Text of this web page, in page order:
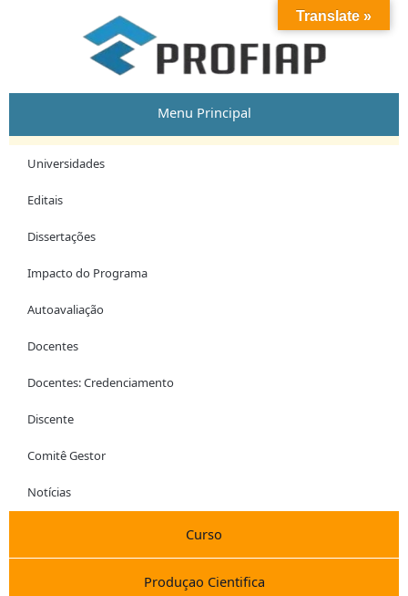
Menu Principal
Curso
Produçao Cientifica
Universidades
Editais
Dissertações
Impacto do Programa
Autoavaliação
Docentes
Docentes: Credenciamento
Discente
Comitê Gestor
Notícias
Translate »